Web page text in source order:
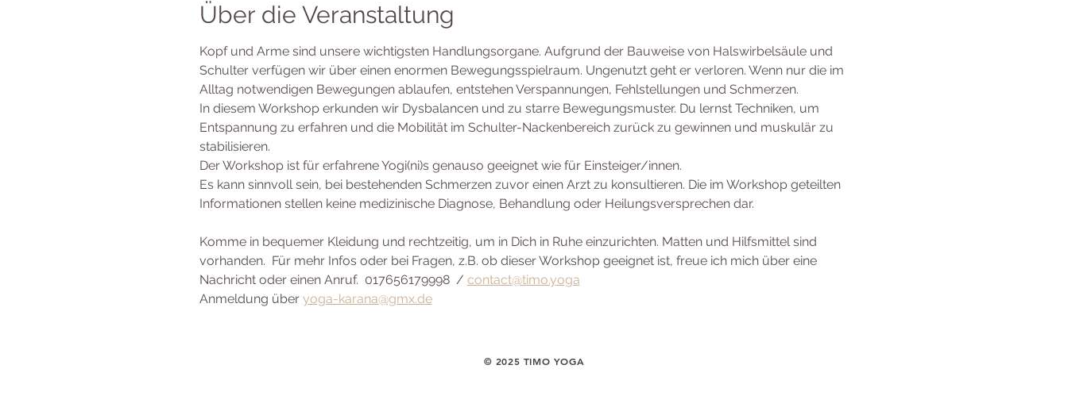
Über die Veranstaltung
Kopf und Arme sind unsere wichtigsten Handlungsorgane. Aufgrund der Bauweise von Halswirbelsäule und
Schulter verfügen wir über einen enormen Bewegungsspielraum. Ungenutzt geht er verloren. Wenn nur die im
Alltag notwendigen Bewegungen ablaufen, entstehen Verspannungen, Fehlstellungen und Schmerzen.
In diesem Workshop erkunden wir Dysbalancen und zu starre Bewegungsmuster. Du lernst Techniken, um
Entspannung zu erfahren und die Mobilität im Schulter-Nackenbereich zurück zu gewinnen und muskulär zu
stabilisieren.
Der Workshop ist für erfahrene Yogi(ni)s genauso geeignet wie für Einsteiger/innen.
Es kann sinnvoll sein, bei bestehenden Schmerzen zuvor einen Arzt zu konsultieren. Die im Workshop geteilten
Informationen stellen keine medizinische Diagnose, Behandlung oder Heilungsversprechen dar.
Komme in bequemer Kleidung und rechtzeitig, um in Dich in Ruhe einzurichten. Matten und Hilfsmittel sind
vorhanden.  Für mehr Infos oder bei Fragen, z.B. ob dieser Workshop geeignet ist, freue ich mich über eine
Nachricht oder einen Anruf.  017656179998  / contact@timo.yoga
Anmeldung über yoga-karana@gmx.de
​© 2025 TIMO YOGA